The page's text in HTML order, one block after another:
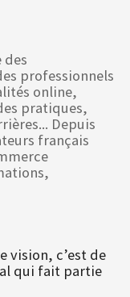
des
professionnels
online,
pratiques,
Depuis
français
vision, c’est de
qui fait partie